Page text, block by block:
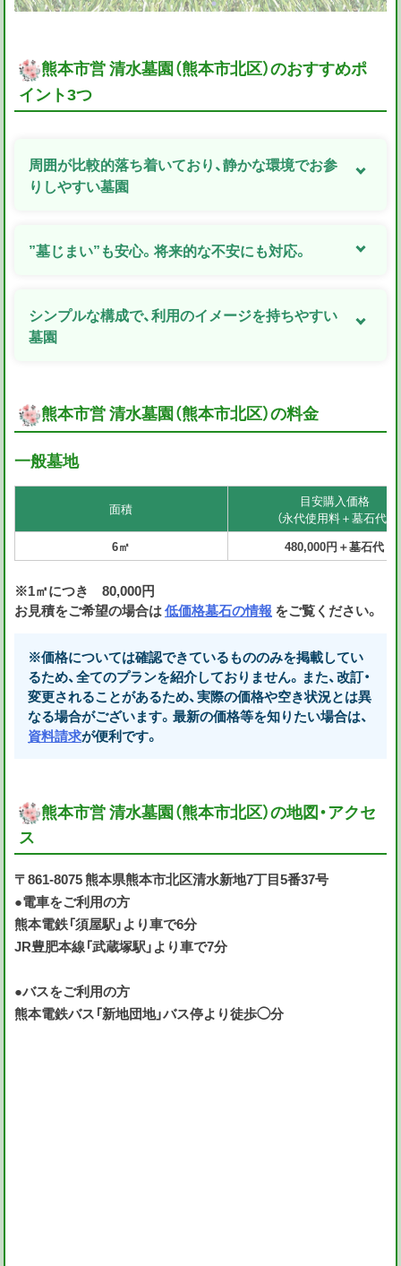
熊本市営 清水墓園（熊本市北区）のおすすめポ
イント3つ
周囲が比較的落ち着いており、静かな環境でお参
りしやすい墓園
”墓じまい”も安心。将来的な不安にも対応。
シンプルな構成で、利用のイメージを持ちやすい
墓園
熊本市営 清水墓園（熊本市北区）の料金
一般墓地
面積
目安購入価格
（永代使用料＋墓石代）
6㎡
480,000円＋墓石代
※1㎡につき 80,000円
お見積をご希望の場合は低価格墓石の情報 をご覧ください。
※価格については確認できているもののみを掲載してい
るため、全てのプランを紹介しておりません。また、改訂・
変更されることがあるため、実際の価格や空き状況とは異
なる場合がございます。最新の価格等を知りたい場合は、
資料請求が便利です。
熊本市営 清水墓園（熊本市北区）の地図・アクセ
ス
〒861-8075 熊本県熊本市北区清水新地7丁目5番37号
●電車をご利用の方
熊本電鉄「須屋駅」より車で6分
JR豊肥本線「武蔵塚駅」より車で7分
●バスをご利用の方
熊本電鉄バス「新地団地」バス停より徒歩◯分